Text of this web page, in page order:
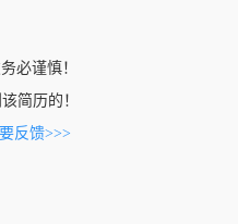
必谨慎！
简历的！
反馈>>>